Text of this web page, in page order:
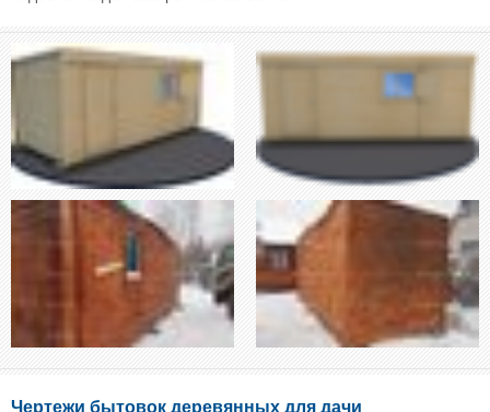
Чертежи бытовок деревянных для дачи